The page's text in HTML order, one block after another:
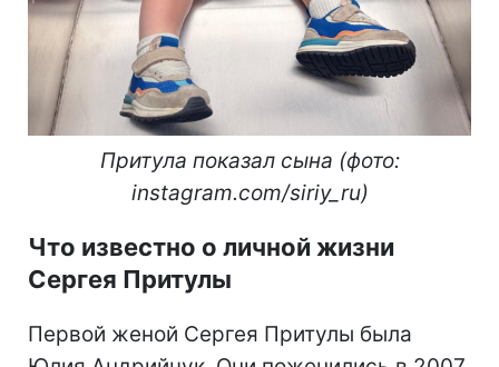
Притула показал сына (фото:
instagram.com/siriy_ru)
Что известно о личной жизни
Сергея Притулы
Первой женой Сергея Притулы была